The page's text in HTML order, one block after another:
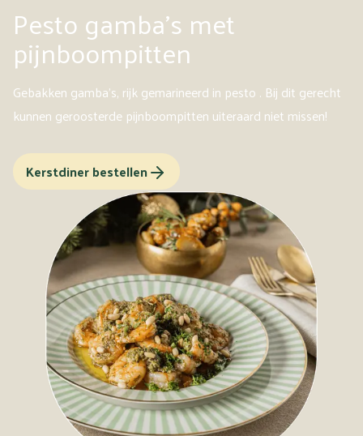
Pesto gamba's met
pijnboompitten
Gebakken gamba's, rijk gemarineerd in pesto . Bij dit gerecht
kunnen geroosterde pijnboompitten uiteraard niet missen!
Kerstdiner bestellen